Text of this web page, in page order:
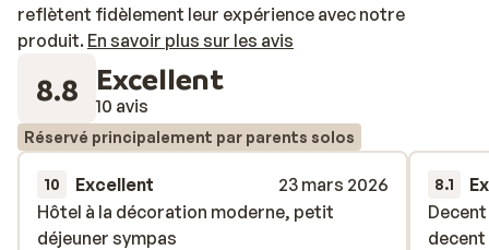
reflètent fidèlement leur expérience avec notre
produit. En savoir plus sur les avis
8.8 Excellent
10 avis
Réservé principalement par parents solos
10 Excellent
23 mars 2026
Hôtel à la décoration moderne, petit
déjeuner sympas
Hôtel à la décoration moderne, petit
déjeuner sympas
8.1
decent
decent